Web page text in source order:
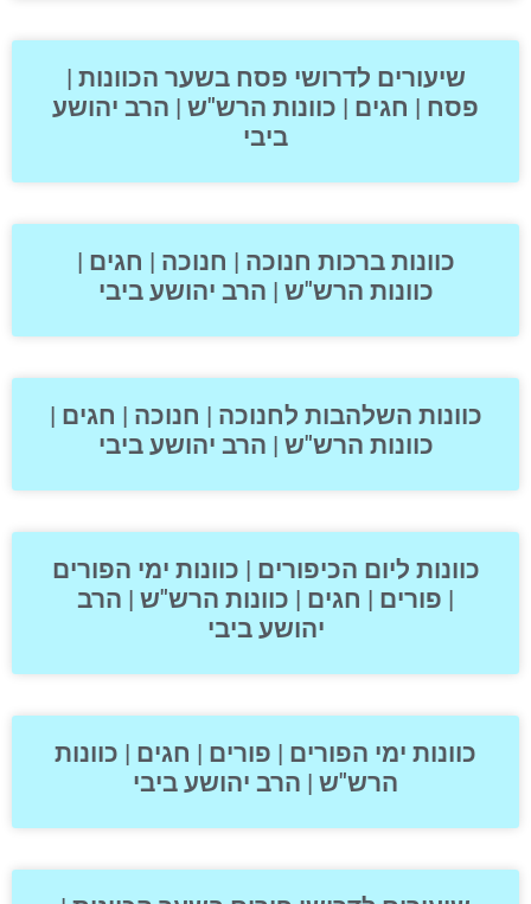
שיעורים לדרושי פסח בשער הכוונות |
פסח | חגים | כוונות הרש"ש | הרב יהושע
ביבי
כוונות ברכות חנוכה | חנוכה | חגים |
כוונות הרש"ש | הרב יהושע ביבי
כוונות השלהבות לחנוכה | חנוכה | חגים |
כוונות הרש"ש | הרב יהושע ביבי
כוונות ליום הכיפורים | כוונות ימי הפורים
| פורים | חגים | כוונות הרש"ש | הרב
יהושע ביבי
כוונות ימי הפורים | פורים | חגים | כוונות
הרש"ש | הרב יהושע ביבי